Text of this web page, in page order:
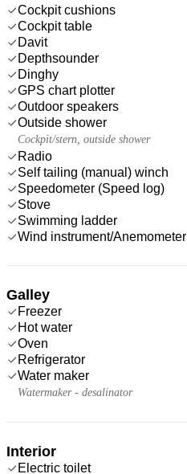
Cockpit cushions
Cockpit table
Davit
Depthsounder
Dinghy
GPS chart plotter
Outdoor speakers
Outside shower
Cockpit/stern, outside shower
Radio
Self tailing (manual) winch
Speedometer (Speed log)
Stove
Swimming ladder
Wind instrument/Anemometer
Galley
Freezer
Hot water
Oven
Refrigerator
Water maker
Watermaker - desalinator
Interior
Electric toilet